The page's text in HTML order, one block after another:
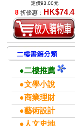
定價93.00元
8 折優惠： HK$74.4
●二樓推薦
●文學小說
●商業理財
●藝術設計
●人文史地